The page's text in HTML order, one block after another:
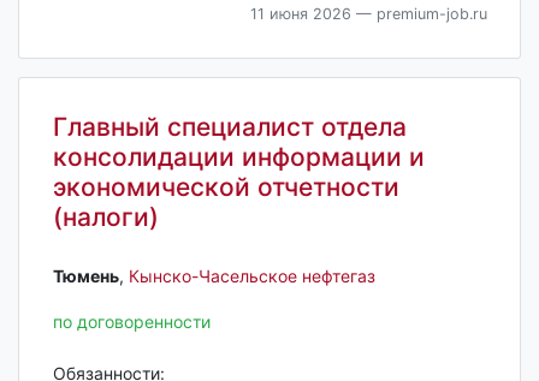
11 июня 2026 — premium-job.ru
Главный специалист отдела
консолидации информации и
экономической отчетности
(налоги)
Тюмень‎, Кынско-Часельское нефтегаз
по договоренности
Обязанности: